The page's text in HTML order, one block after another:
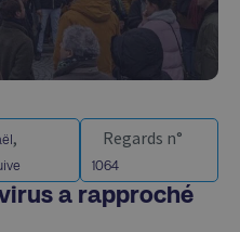
, Regards n°
1064
a rapproché